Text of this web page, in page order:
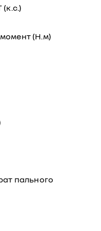
(Н.м)
пального